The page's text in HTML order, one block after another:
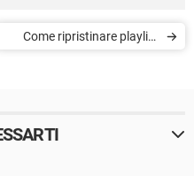
Come ripristinare playlist